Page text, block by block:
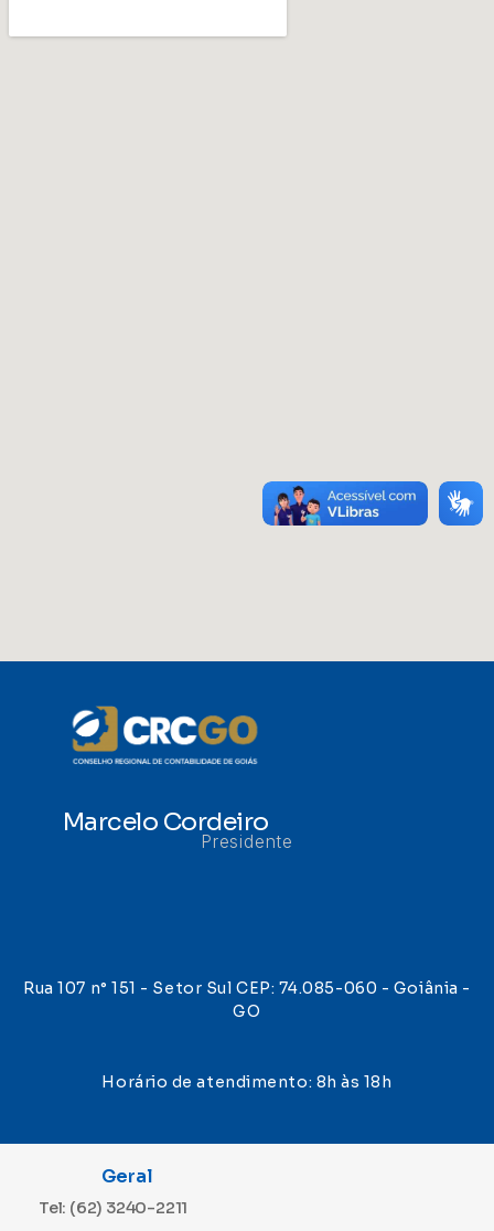
Marcelo Cordeiro
Presidente
Rua 107 n° 151 - Setor Sul CEP: 74.085-060 - Goiânia -
GO
Horário de atendimento: 8h às 18h
Geral
Tel: (62) 3240-2211